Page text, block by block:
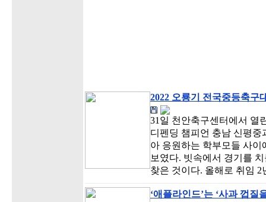
2022 오룡기 전국중등축
31일 천안축구센터에서 열
디펜딩 챔피언 충남 신평
아 응원하는 학부모들 사
보였다. 빗속에서 경기를
찾은 것이다. 올해로 취임
‘애플라인드’는 ‘사과 껍질